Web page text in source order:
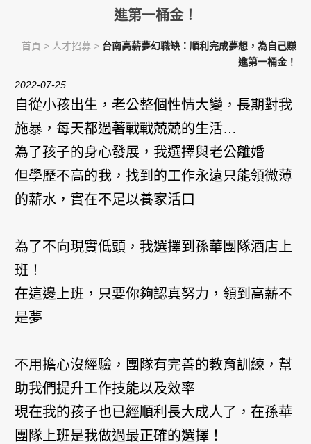
進第一桶金！
首頁 > 人才招募> 台南高薪夢幻職缺：順利完成夢想，為自己賺
進第一桶金！
2022-07-25
自從小孩出生，老公整個性情大變，長期對我
施暴，每天都過著戰戰兢兢的生活…
為了孩子的身心發展，我選擇與老公離婚
但學歷不高的我，找到的工作永遠只能領微薄
的薪水，實在不足以養家活口
為了不向現實低頭，我選擇到孫華團隊酒店上
班！
在這邊上班，只要你夠認真努力，領到高薪不
是夢
不用擔心沒經驗，團隊有完善的教育訓練，幫
助我們提升工作技能以及效率
現在我的孩子也已經順利長大成人了，在孫華
團隊上班是我做過最正確的選擇！